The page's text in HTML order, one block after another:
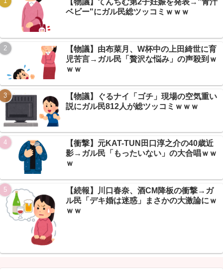
Powered by livedoor 相互RSS
【まとめ】東京全滅寸前→お盆の記録的雷雨がマジでヤバすぎる
ｗｗｗ
NEW!
【悲報】AI疑惑で引退した絵師、その『下書き』がやばすぎてス
レ民も困惑ｗｗｗ NEW!
【速報】マジコン黄金期が全員違法者だった→当時クラスの8割
が実は犯罪者ｗｗｗ NEW!
【悲報】 大分県、ガチで逝く・・・・・・
Powered by livedoor 相互RSS
ベビー"にガル民総ツッコミｗｗｗ
【物議】由布菜月、W杯中の上田綺世に育
児苦言→ガル民「贅沢な悩み」の声殺到ｗ
ｗｗ
【物議】ぐるナイ「ゴチ」現場の空気重い
説にガル民812人が総ツッコミｗｗｗ
【衝撃】元KAT-TUN田口淳之介の40歳近
影→ガル民「もったいない」の大合唱ｗｗ
ｗ
【続報】川口春奈、酒CM降板の衝撃→ガ
ル民「デキ婚は迷惑」まさかの大激論にｗ
ｗｗ